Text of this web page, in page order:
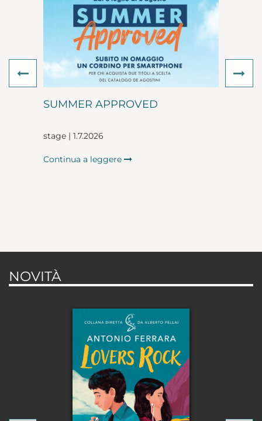
SUMMER APPROVED
stage | 1.7.2026
Continua a leggere
Previous
NOVITÀ